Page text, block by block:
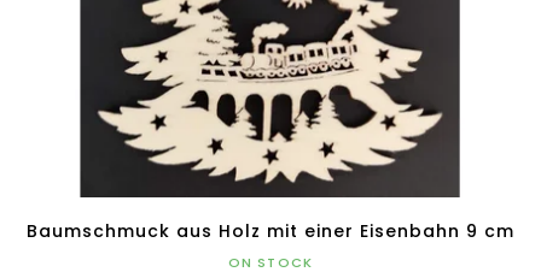
Baumschmuck aus Holz mit einer Eisenbahn 9 cm
ON STOCK